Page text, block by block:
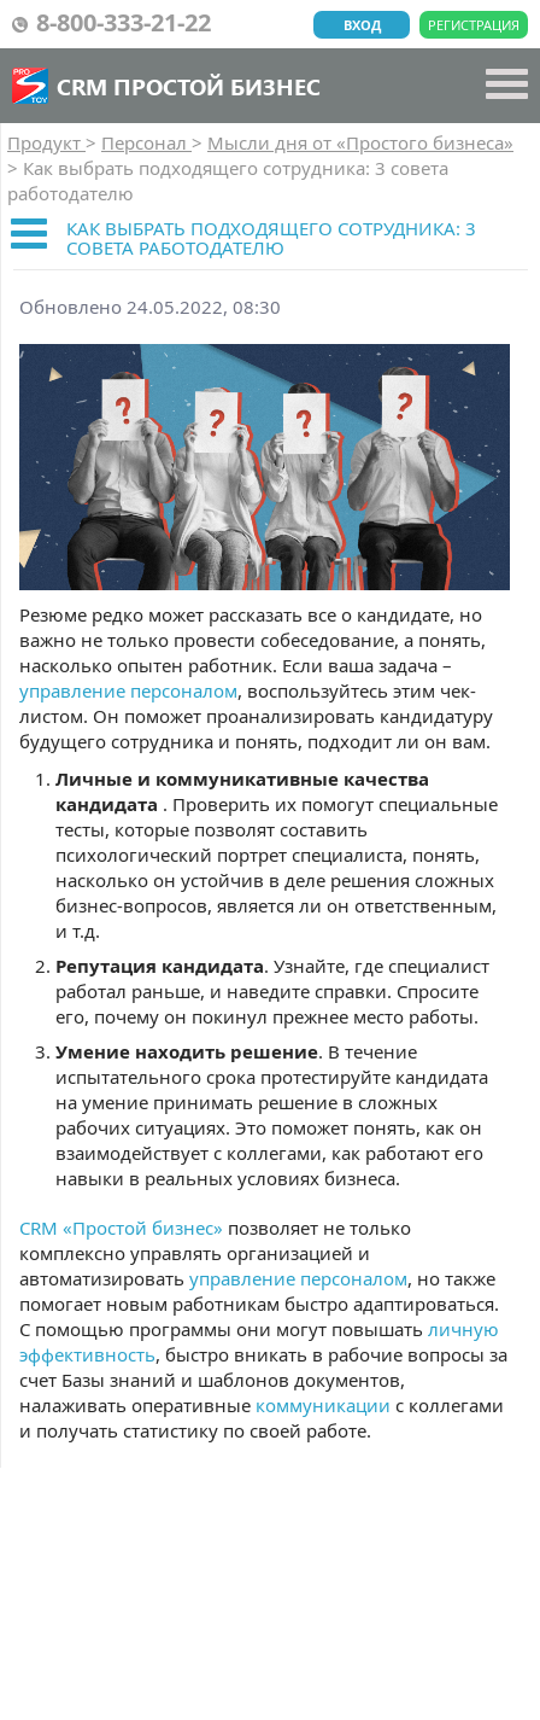
8-800-333-21-22 РЕГИСТРАЦИЯ
ВХОД
CRM ПРОСТОЙ БИЗНЕС
Продукт > Персонал > Мысли дня от «Простого бизнеса»
> Как выбрать подходящего сотрудника: 3 совета
работодателю
КАК ВЫБРАТЬ ПОДХОДЯЩЕГО СОТРУДНИКА: 3
СОВЕТА РАБОТОДАТЕЛЮ
Обновлено 24.05.2022, 08:30
Резюме редко может рассказать все о кандидате, но
важно не только провести собеседование, а понять,
насколько опытен работник. Если ваша задача –
управление персоналом, воспользуйтесь этим чек-
листом. Он поможет проанализировать кандидатуру
будущего сотрудника и понять, подходит ли он вам.
Личные и коммуникативные качества
кандидата . Проверить их помогут специальные
тесты, которые позволят составить
психологический портрет специалиста, понять,
насколько он устойчив в деле решения сложных
бизнес-вопросов, является ли он ответственным,
и т.д.
Репутация кандидата. Узнайте, где специалист
работал раньше, и наведите справки. Спросите
его, почему он покинул прежнее место работы.
Умение находить решение. В течение
испытательного срока протестируйте кандидата
на умение принимать решение в сложных
рабочих ситуациях. Это поможет понять, как он
взаимодействует с коллегами, как работают его
навыки в реальных условиях бизнеса.
CRM «Простой бизнес» позволяет не только
комплексно управлять организацией и
автоматизировать управление персоналом, но также
помогает новым работникам быстро адаптироваться.
С помощью программы они могут повышать личную
эффективность, быстро вникать в рабочие вопросы за
счет Базы знаний и шаблонов документов,
налаживать оперативные коммуникации с коллегами
и получать статистику по своей работе.